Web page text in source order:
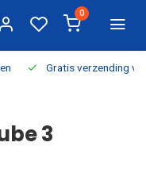
0
Gratis verzending
3